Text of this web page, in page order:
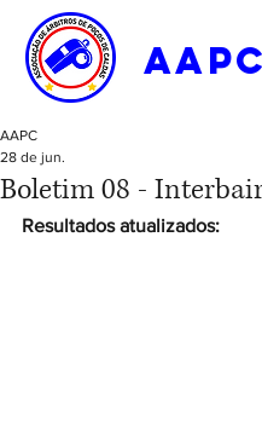
aapc
Boletim 08 -
AAPC
28 de jun.
Resultados atualizados: